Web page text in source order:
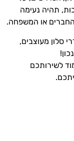
תהיה נעימה
או המשפחה.
בגוגל – סלון מעוצב 2025, חדרי סלון מעוצבים,
לשירותכם